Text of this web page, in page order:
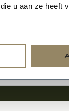
u aan ze heeft